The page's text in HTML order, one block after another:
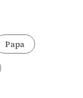
Papa